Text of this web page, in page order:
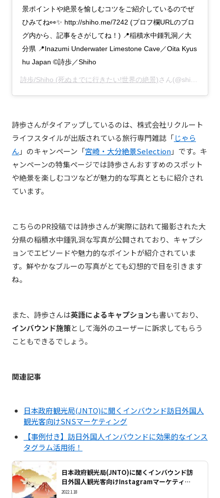
景ポイントや絶景を愉しむコツをご紹介しているのでぜ
ひみてね👀✨ http://shiho.me/7242 (プロフ欄URLのブロ
グ内から、記事をさがしてね！) 📍稲積水中鍾乳洞／大
分県 📍Inazumi Underwater Limestone Cave／Oita Kyus
hu Japan ©詩歩／Shiho
詩歩/Shiho (死ぬまでに行きたい!世界の絶景)さん(@shih0107)がシェアした投稿 -
詩歩さんがタイアップしているのは、株式会社リクルート
ライフスタイルが出版されている旅行専門雑誌「じゃら
ん」のキャンペーン「宮崎・大分絶景Selection」です。キ
ャンペーンの特集ページでは詩歩さんおすすめのスポット
や絶景を楽しむコツなどが魅力的な写真とともに紹介され
ています。
こちらのPR投稿では詩歩さんが実際に訪れて撮影された大
分県の稲積水中鍾乳洞な写真が公開されており、キャプシ
ョンでエピソードや魅力的なポイントが紹介されていま
す。鮮やかなブルーの写真がとても幻想的で目を引きます
ね。
また、詩歩さんは英語によるキャプションも書いており、
インバウンド施策として海外のユーザーに訴求してもらう
こともできるでしょう。
関連記事
日本政府観光局(JNTO)に聞くインバウンド訪日外国人
観光客向けSNSマーケティング
【事例付き】訪日外国人インバウンドに効果的なインス
タグラム活用術！
日本政府観光局(JNTO)に聞くインバウンド訪
日外国人観光客向けInstagramマーケティン
グ
2022.1.18